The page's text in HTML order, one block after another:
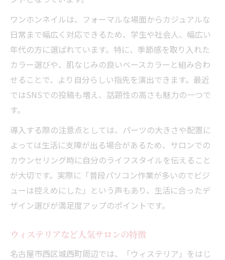
自分らしいワンホンネイル選びの秘訣
ワンホンネイルで叶う個性派デザイン
カウンセリング活用で理想に近づく方法
ウィステリアなど人気サロンの選択基準
持ち込み可能なサロンの選び方ポイント
ワンホンネイルが映えるデザインを徹底解説
ワンホンネイルの人気デザイン傾向
猫爪ネイルやビジューのバリエーション
シュガービューティー風デザイン解説
ワンホンネイルを長持ちさせるポイント紹介
ワンホンネイルは、フォーマルな場面からカジュアルな
日常まで幅広く対応できるため、学生や社会人、幅広い
年代の方に選ばれています。特に、季節感を取り入れた
カラー選びや、肌なじみの良いベースカラーと組み合わ
せることで、より自分らしい指先を演出できます。最近
ではSNSでの投稿も増え、話題性の高さも魅力の一つで
す。
導入する際の注意点としては、パーツの大きさや配置に
よっては生活に支障が出る場合があるため、サロンでの
カウンセリング時に自分のライフスタイルを伝えること
が大切です。実際に「普段パソコン作業が多いのでビジ
ューは控えめにした」という声もあり、生活に合ったデ
ザイン選びが満足度アップのポイントです。
ウィステリアなど人気サロンの特徴
名古屋市西区城西町周辺では、「ウィステリア」をはじ